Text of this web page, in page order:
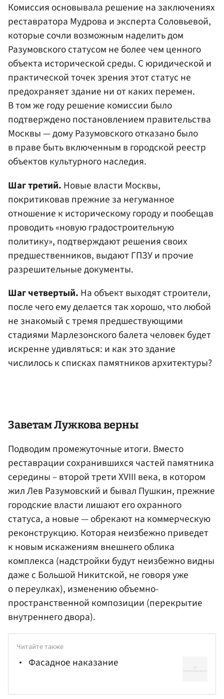
Комиссия основывала решение на заключениях
реставратора Мудрова и эксперта Соловьевой,
которые сочли возможным наделить дом
Разумовского статусом не более чем ценного
объекта исторической среды. С юридической и
практической точек зрения этот статус не
предохраняет здание ни от каких перемен.
В том же году решение комиссии было
подтверждено постановлением правительства
Москвы — дому Разумовского отказано было
в праве быть включенным в городской реестр
объектов культурного наследия.
Шаг третий. Новые власти Москвы,
покритиковав прежние за негуманное
отношение к историческому городу и пообещав
проводить «новую градостроительную
политику», подтверждают решения своих
предшественников, выдают ГПЗУ и прочие
разрешительные документы.
Шаг четвертый. На объект выходят строители,
после чего ему делается так хорошо, что любой
не знакомый с тремя предшествующими
стадиями Марлезонского балета человек будет
искренне удивляться: и как это здание
числилось к списках памятников архитектуры?
Заветам Лужкова верны
Подводим промежуточные итоги. Вместо
реставрации сохранившихся частей памятника
середины – второй трети XVIII века, в котором
жил Лев Разумовский и бывал Пушкин, прежние
городские власти лишают его охранного
статуса, а новые — обрекают на коммерческую
реконструкцию. Которая неизбежно приведет
к новым искажениям внешнего облика
комплекса (надстройки будут неизбежно видны
даже с Большой Никитской, не говоря уже
о переулках), изменению объемно-
пространственной композиции (перекрытие
внутреннего двора).
Читайте также
Фасадное наказание